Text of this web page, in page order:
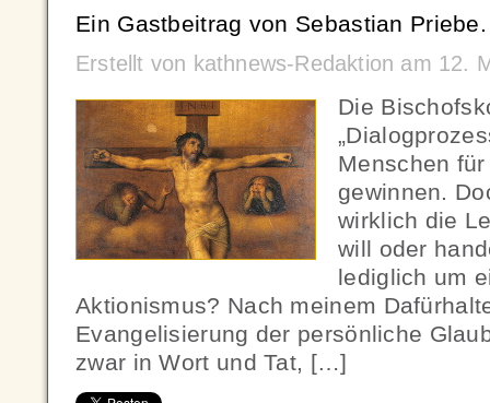
Ein Gastbeitrag von Sebastian Priebe.
Erstellt von kathnews-Redaktion am 12.
Die
Menschen
gewinnen.
wirklich die
will oder
lediglich um
Aktionismus? Nach meinem
Evangelisierung der persönliche
zwar in Wort und Tat, […]